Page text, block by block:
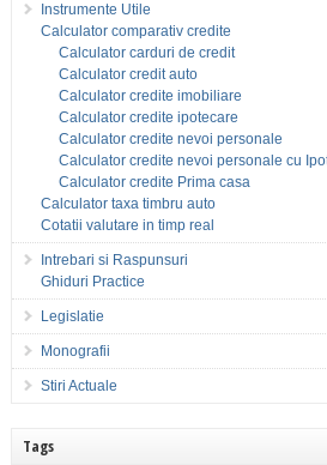
Instrumente Utile
Calculator comparativ credite
Calculator carduri de credit
Calculator credit auto
Calculator credite imobiliare
Calculator credite ipotecare
Calculator credite nevoi personale
Calculator credite nevoi personale cu
Calculator credite Prima casa
Calculator taxa timbru auto
Cotatii valutare in timp real
Intrebari si Raspunsuri
Ghiduri Practice
Legislatie
Monografii
Stiri Actuale
Tags